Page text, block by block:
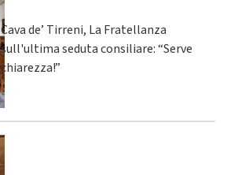
Cava de’ Tirreni, La Fratellanza
sull'ultima seduta consiliare: “Serve
chiarezza!”